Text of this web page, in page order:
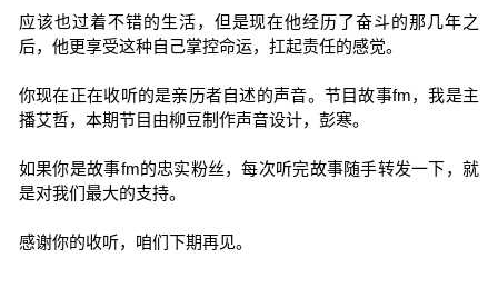
应该也过着不错的生活，但是现在他经历了奋斗的那几年之
后，他更享受这种自己掌控命运，扛起责任的感觉。
你现在正在收听的是亲历者自述的声音。节目故事fm，我是主
播艾哲，本期节目由柳豆制作声音设计，彭寒。
如果你是故事fm的忠实粉丝，每次听完故事随手转发一下，就
是对我们最大的支持。
感谢你的收听，咱们下期再见。